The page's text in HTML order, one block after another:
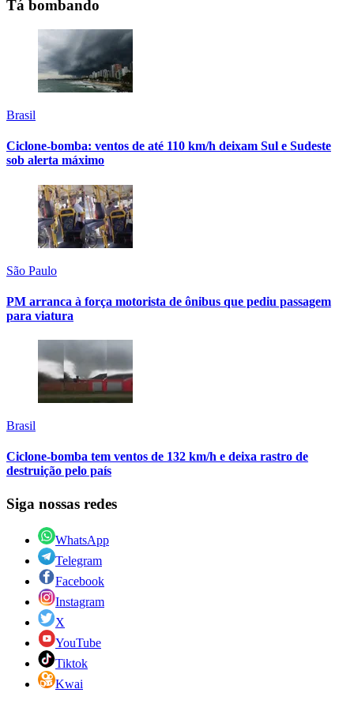
Tá bombando
Brasil
Ciclone-bomba: ventos de até 110 km/h deixam Sul e Sudeste
sob alerta máximo
São Paulo
PM arranca à força motorista de ônibus que pediu passagem
para viatura
Brasil
Ciclone-bomba tem ventos de 132 km/h e deixa rastro de
destruição pelo país
Siga nossas redes
WhatsApp
Telegram
Facebook
Instagram
X
YouTube
Tiktok
Kwai